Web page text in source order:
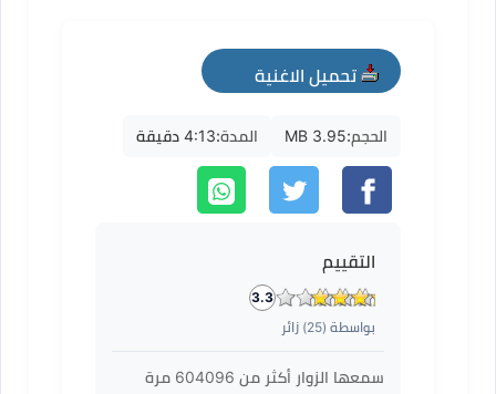
تحميل الاغنية
mp3
الحجم:3.95 MB المدة:4:13 دقيقة
التقييم
3.3
بواسطة (25) زائر
سمعها الزوار أكثر من 604096 مرة